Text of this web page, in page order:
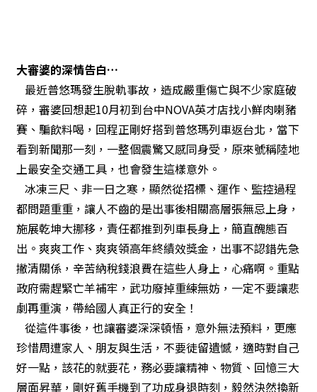
大審婆的深情告白…
最近普悠瑪發生脫軌事故，造成嚴重傷亡與不少家庭破
碎，審婆回想起10月初到台中NOVA英才店找小鮮肉喇豬
賽、騙飲料喝，回程正剛好搭到普悠瑪列車返台北，當下
看到新聞那一刻，一整個震驚又感同身受，原來號稱陸地
上最安全交通工具，也會發生這樣意外。
冰凍三尺、非一日之寒，顯然從招標、運作、監控過程
都問題重重，讓人不齒的是出事後相關高層張無忌上身，
施展乾坤大挪移，責任都推到列車長身上，簡直醜態百
出。爽爽工作、爽爽領高年終績效獎金，出事不認錯先急
撇清關係，辛苦納稅錢浪費在這些人身上，心痛啊。重點
政府需趕緊亡羊補牢，武功廢掉重練無妨，一定不要讓悲
劇再重演，帶給國人真正行的安全！
從這件事後，也讓審婆深深頓悟，意外無法預料，更應
珍惜周遭家人、朋友與生活，不要徒留遺憾，適時對自己
好一點，該花的就要花，務必要讓精神、物質、回憶三大
層面昇華，剛好舊手機到了功成身退時刻，毅然決然換新